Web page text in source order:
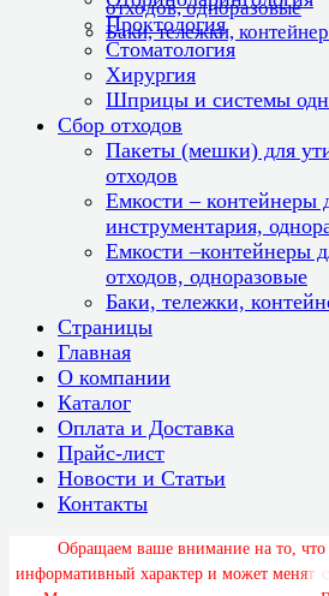
отходов, одноразовые
Баки, тележки,
Проктология
Стоматология
Хирургия
Шприцы и системы
Сбор отходов
Пакеты (мешки) для
отходов
Емкости – контейнеры
инструментария,
Емкости –контейнеры
отходов, одноразовые
Баки, тележки,
Страницы
Главная
О компании
Каталог
Оплата и Доставка
Прайс-лист
Новости и Статьи
Контакты
Обращаем ваше внимание на то, что
информативный характер и может менят ь